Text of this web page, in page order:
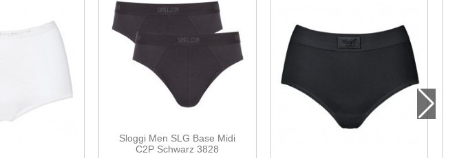
Sloggi Men SLG Base Midi
C2P Schwarz 3828